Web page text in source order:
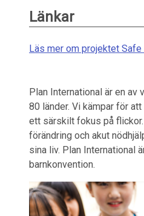
Länkar
Läs mer om projektet
Plan International är en
80 länder. Vi kämpar för
ett särskilt fokus på
förändring och akut
sina liv. Plan International
barnkonvention.